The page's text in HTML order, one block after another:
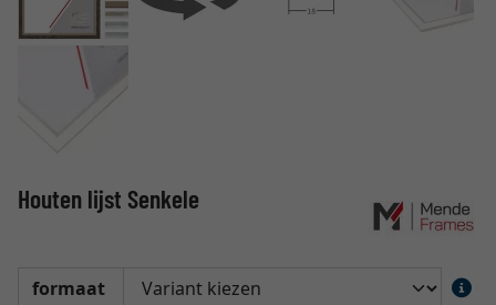
Houten lijst Senkele
formaat